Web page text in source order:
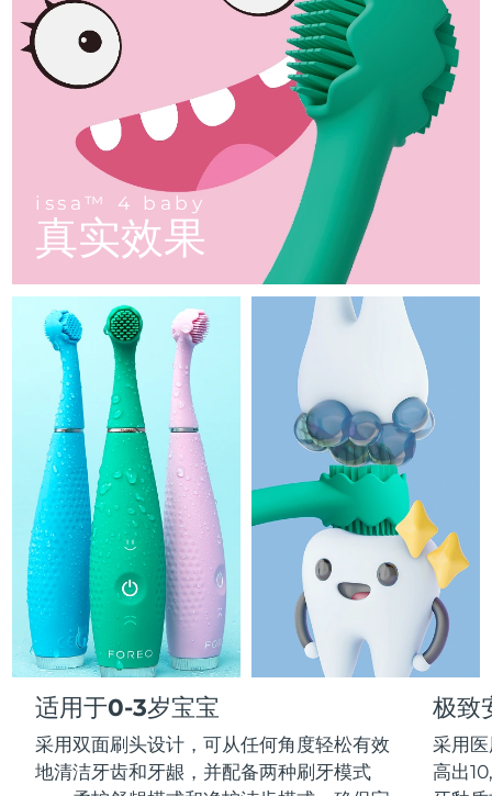
issa™ 4 baby
真实效果
适用于0-3岁宝宝
采用双面刷头设计，可从任何角度轻松有效
地清洁牙齿和牙龈，并配备两种刷牙模式
极致
采用
高出
LUNA™ 4 mini
For young skin, T-zone
LUNA™ 4 go
For travel or gym bag
LUNA™ 护肤
Premium cleansers & balm
LUNA™ 设备
All facial cleansing devices
Premium anti-aging skincare
BEAR™ 设备
All premium facelift devices
UFO™ 3 mini
Red light therapy device for young skin
UFO™ 3 go
Portable red light therapy
面膜
Rejuvenation & hydration
UFO™ 设备
All deep facial hydration devices
issa™ 4 smile
Hybrid silicone sonic toothbrush
issa™ 4 baby
For ages 0-3
issa™ Teeth Whitening Set
Dual LED + sonic device & 18% PAP gel
ISSA™ 设备
All silicone sonic toothbrushes
Clinical anti-aging
FAQ™ 102
Advanced clinical anti-aging
FAQ™ 103
Luxurious clinical anti-aging set
FAQ™ P1 Primer
Manuka honey primer
FAQ™护肤品
All FAQ™ skincare
FAQ™产品
All anti-aging treatments
FAQ™ 202
LED mask
FAQ™ 211
Anti-aging neck & décolleté LED mask
FAQ™ 221
Anti-aging LED hand mask
FAQ™护肤品
All FAQ™ skincare
FAQ™产品
All LED treatments
FAQ™ 301
LED hair strengthening scalp massager
FAQ™ Scalp Serum
Scalp recovery probiotic serum
FAQ™护肤品
All FAQ™ skincare
FAQ™产品
All hair treatments
肌肤年轻化
NEW
FAQ™ 501
Full-Spectrum Red Light Therapy
Full-Spectrum Red Light Therapy
FAQ™ Red Light Serum
FAQ™ skincare
All FAQ™ skincare
FAQ™ products
All toning treatments
保健品
专业治疗
脱毛
PEACH™ 2 Pro Max
Professional IPL hair removal device
PEACH™ 2
IPL hair removal
PEACH™ 2 go
Travel-friendly IPL hair removal
身体护理
BEAR™ 2 body
Microcurrent body toning
LUNA™ 4 body
Massaging body brush
SUPERCHARGED™ serum
Firming body serum
痘肌护理
ESPADA™ 2 plus
Recurring acne LED therapy
ESPADA™ 2
Acne treatment device
眼部护理
BEAR™ 2 eyes & lips
Microcurrent line smoothing device
IRIS™ 2
Rejuvenating eye massager
毛孔护理
KIWI™ derma
Diamond microdermabrasion .
LUNA™ 4 hair
2-in-1 LED scalp massager
NEW
中国 预计送达日期 8/11/26
哥伦比亚 预计送达日期 8/15/26
克罗地亚 预计送达日期8/11/26
预计送达日期
捷克 预计送达日期
丹麦 预计送达日期8/11/26
爱沙尼亚 8/11/26
芬兰 8/11/26
法国 预计送达日期8/11/26
法属波利尼西亚 预计送达日期 8/15/26
德国 预计送达日期8/11/26
直布罗陀 预计送达日期 8/15/26
希腊 预计送达日期 8/11/26
中国香港特别行政区 8/12/26
匈牙利 预计送达日期 8/11/26